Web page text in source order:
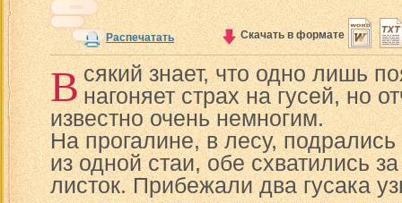
Распечатать Скачать в формате
Всякий знает, что одно лишь
нагоняет страх на гусей, но
известно очень немногим.
На прогалине, в лесу,
из одной стаи, обе схватились
листок. Прибежали два гусака